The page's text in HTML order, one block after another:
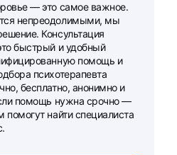
— это самое важное.
непреодолимыми, мы
Консультация
быстрый и удобный
помощь и
психотерапевта
бесплатно, анонимно и
помощь нужна срочно —
найти специалиста